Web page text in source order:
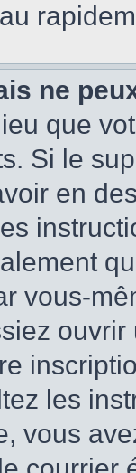
ne
que
Si le
en
vous-
les
vous